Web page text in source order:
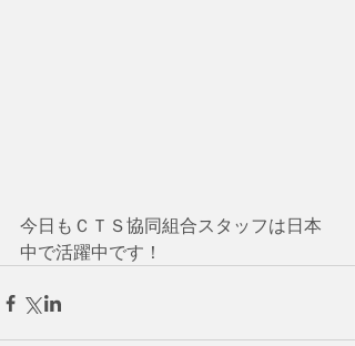
今日もＣＴＳ協同組合スタッフは日本
中で活躍中です！